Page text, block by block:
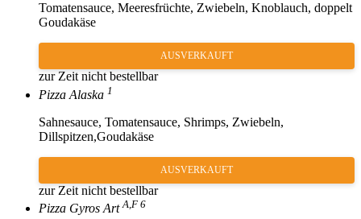
Tomatensauce, Meeresfrüchte, Zwiebeln, Knoblauch, doppelt
Goudakäse
AUSVERKAUFT
zur Zeit nicht bestellbar
Pizza Alaska 1
Sahnesauce, Tomatensauce, Shrimps, Zwiebeln,
Dillspitzen,Goudakäse
AUSVERKAUFT
zur Zeit nicht bestellbar
Pizza Gyros ArtA,F 6